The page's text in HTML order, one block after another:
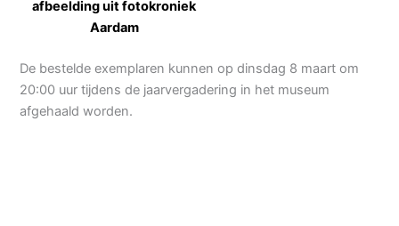
afbeelding uit fotokroniek
Aardam
De bestelde exemplaren kunnen op dinsdag 8 maart om
20:00 uur tijdens de jaarvergadering in het museum
afgehaald worden.